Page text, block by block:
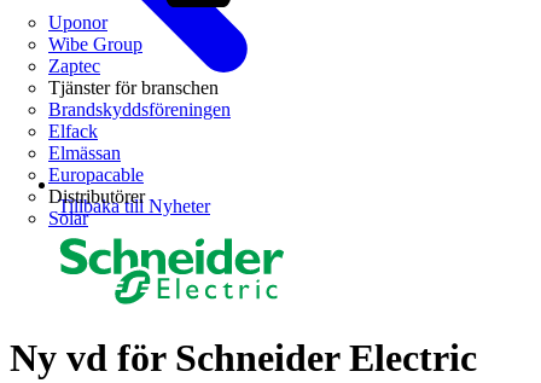
Uponor
Wibe Group
Zaptec
Tjänster för branschen
Brandskyddsföreningen
Elfack
Elmässan
Europacable
Distributörer
Solar
Tillbaka till Nyheter
Ny vd för Schneider Electric